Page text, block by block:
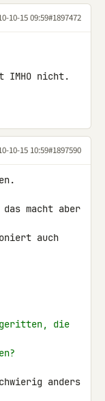
10-15 09:59#1897472
IMHO nicht.
10-15 10:59#1897590
macht aber
auch
geritten, die
anders